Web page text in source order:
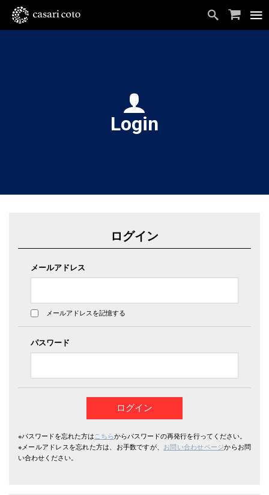
Login
ログイン
メールアドレス
メールアドレスを記憶する
パスワード
※パスワードを忘れた方はこちらからパスワードの再発行を行ってください。
※メールアドレスを忘れた方は、お手数ですが、 お問い合わせページからお問
い合わせください。